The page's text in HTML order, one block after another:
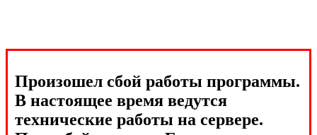
Произошел сбой работы программы.
В настоящее время ведутся
технические работы на сервере.